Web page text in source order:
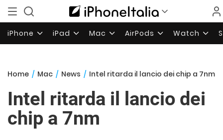
iPhone iPad Mac AirPods Watch
Home / Mac / News / Intel ritarda il lancio dei chip a 7nm
Intel ritarda il lancio dei
chip a 7nm